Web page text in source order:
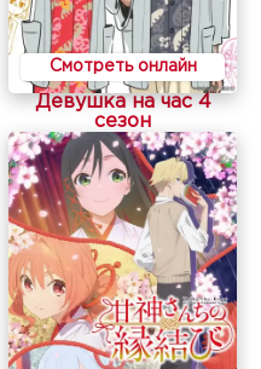
Смотреть онлайн
Девушка на час 4
сезон